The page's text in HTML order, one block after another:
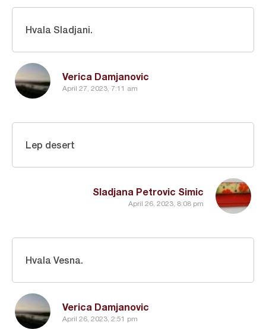
Verica Damjanovic
April 27, 2023, 7:11 am
Hvala Sladjani.
Sladjana Petrovic Simic
April 26, 2023, 8:08 pm
Lep desert
Verica Damjanovic
April 26, 2023, 2:51 pm
Hvala Vesna.